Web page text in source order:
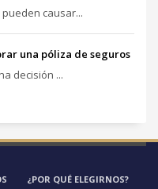
causar...
una póliza de seguros
decisión ...
¿POR QUÉ ELEGIRNOS?